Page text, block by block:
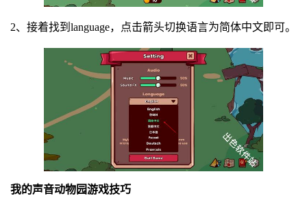
2、接着找到language，点击箭头切换语言为简体中文即可。
我的声音动物园游戏技巧